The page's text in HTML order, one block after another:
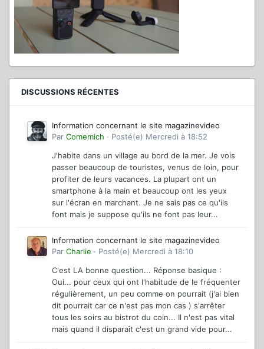
DISCUSSIONS RÉCENTES
Information concernant le site magazinevideo
Par Comemich · Posté(e) Mercredi à 18:52
J'habite dans un village au bord de la mer. Je vois
passer beaucoup de touristes, venus de loin, pour
profiter de leurs vacances. La plupart ont un
smartphone à la main et beaucoup ont les yeux
sur l'écran en marchant. Je ne sais pas ce qu'ils
font mais je suppose qu'ils ne font pas leur...
Information concernant le site magazinevideo
Par Charlie · Posté(e) Mercredi à 18:10
C'est LA bonne question... Réponse basique :
Oui... pour ceux qui ont l'habitude de le fréquenter
régulièrement, un peu comme on pourrait (j'ai bien
dit pourrait car ce n'est pas mon cas ) s'arrêter
tous les soirs au bistrot du coin... Il n'est pas vital
mais quand il disparaît c'est un grand vide pour...